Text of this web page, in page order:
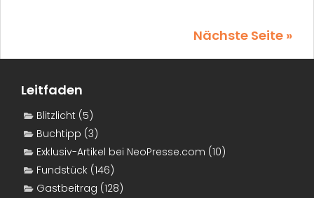
Nächste Seite »
Leitfaden
Blitzlicht (5)
Buchtipp (3)
Exklusiv-Artikel bei NeoPresse.com (10)
Fundstück (146)
Gastbeitrag (128)